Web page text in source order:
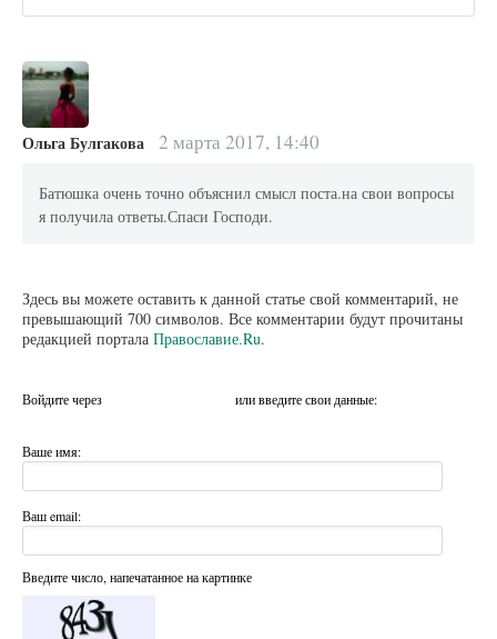
Ольга Булгакова 2 марта 2017, 14:40
Батюшка очень точно объяснил смысл поста.на свои вопросы
я получила ответы.Спаси Господи.
Здесь вы можете оставить к данной статье свой комментарий, не
превышающий 700 символов. Все комментарии будут прочитаны
редакцией портала Православие.Ru.
Войдите через или введите свои данные:
Ваше имя:
Ваш email:
Введите число, напечатанное на картинке